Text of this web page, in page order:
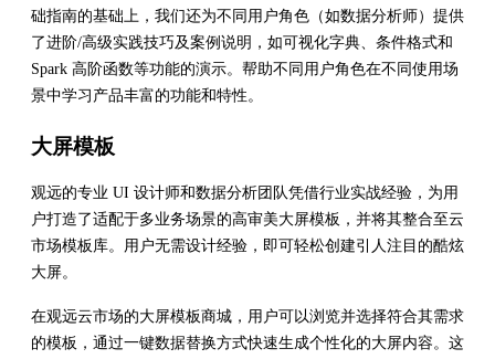
础指南的基础上，我们还为不同用户角色（如数据分析师）提供
了进阶/高级实践技巧及案例说明，如可视化字典、条件格式和
Spark 高阶函数等功能的演示。帮助不同用户角色在不同使用场
景中学习产品丰富的功能和特性。
大屏模板
观远的专业 UI 设计师和数据分析团队凭借行业实战经验，为用
户打造了适配于多业务场景的高审美大屏模板，并将其整合至云
市场模板库。用户无需设计经验，即可轻松创建引人注目的酷炫
大屏。
在观远云市场的大屏模板商城，用户可以浏览并选择符合其需求
的模板，通过一键数据替换方式快速生成个性化的大屏内容。这